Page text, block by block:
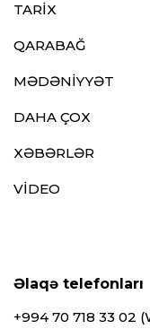
TARİX
QARABAĞ
MƏDƏNİYYƏT
DAHA ÇOX
XƏBƏRLƏR
VİDEO
Əlaqə telefonları
+994 70 718 33 02